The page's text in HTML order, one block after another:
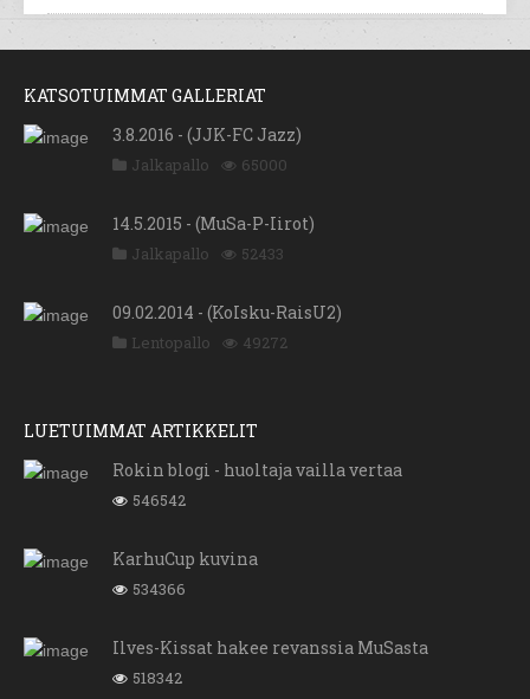
KATSOTUIMMAT GALLERIAT
3.8.2016 - (JJK-FC Jazz)
Jalkapallo 65000
14.5.2015 - (MuSa-P-Iirot)
Jalkapallo 52433
09.02.2014 - (KoIsku-RaisU2)
Lentopallo 49272
LUETUIMMAT ARTIKKELIT
Rokin blogi - huoltaja vailla vertaa
546542
KarhuCup kuvina
534366
Ilves-Kissat hakee revanssia MuSasta
518342